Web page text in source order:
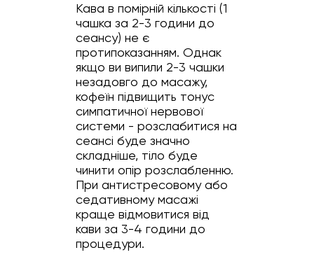
Кава в помірній кількості (1
чашка за 2-3 години до
сеансу) не є
протипоказанням. Однак
якщо ви випили 2-3 чашки
незадовго до масажу,
кофеїн підвищить тонус
симпатичної нервової
системи - розслабитися на
сеансі буде значно
складніше, тіло буде
чинити опір розслабленню.
При антистресовому або
седативному масажі
краще відмовитися від
кави за 3-4 години до
процедури.